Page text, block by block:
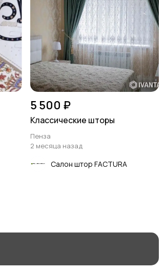
5 500 ₽
Классические шторы
Пенза
2 месяца назад
Салон штор FACTURA